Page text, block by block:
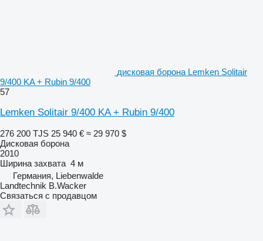
дисковая борона Lemken Solitair
9/400 KA + Rubin 9/400
57
Lemken Solitair 9/400 KA + Rubin 9/400
276 200 TJS 25 940 € ≈ 29 970 $
Дисковая борона
2010
Ширина захвата 4 м
Германия, Liebenwalde
Landtechnik B.Wacker
Связаться с продавцом